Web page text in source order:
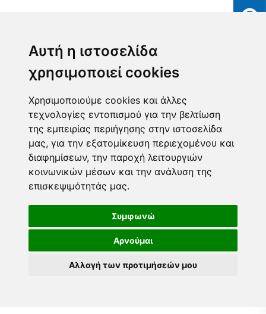
Αυτή η ιστοσελίδα
χρησιμοποιεί cookies
Χρησιμοποιούμε cookies και άλλες
τεχνολογίες εντοπισμού για την βελτίωση
της εμπειρίας περιήγησης στην ιστοσελίδα
μας, για την εξατομίκευση περιεχομένου και
διαφημίσεων, την παροχή λειτουργιών
κοινωνικών μέσων και την ανάλυση της
επισκεψιμότητάς μας.
Συμφωνώ
Αρνούμαι
Αλλαγή των προτιμήσεών μου